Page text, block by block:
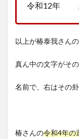
令和12年
以上が椿泰我さん
真ん中の文字がそ
名前で、右はその
椿さんの令和4年の